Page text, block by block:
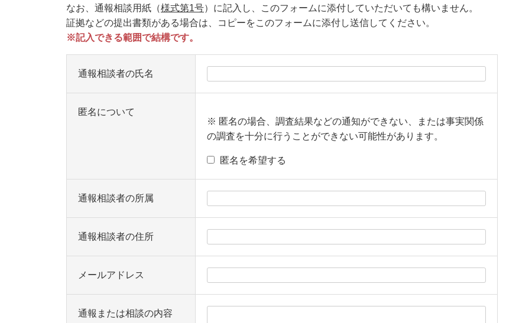
なお、通報相談用紙（様式第1号）に記入し、このフォームに添付していただいても構いません。
証拠などの提出書類がある場合は、コピーをこのフォームに添付し送信してください。
※記入できる範囲で結構です。
通報相談者の氏名
匿名について
※ 匿名の場合、調査結果などの通知ができない、または事実関係
の調査を十分に行うことができない可能性があります。
匿名を希望する
通報相談者の所属
通報相談者の住所
メールアドレス
通報または相談の内容